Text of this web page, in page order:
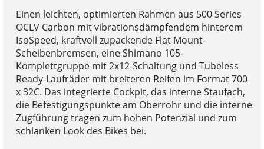
Einen leichten, optimierten Rahmen aus 500 Series
OCLV Carbon mit vibrationsdämpfendem hinterem
IsoSpeed, kraftvoll zupackende Flat Mount-
Scheibenbremsen, eine Shimano 105-
Komplettgruppe mit 2x12-Schaltung und Tubeless
Ready-Laufräder mit breiteren Reifen im Format 700
x 32C. Das integrierte Cockpit, das interne Staufach,
die Befestigungspunkte am Oberrohr und die interne
Zugführung tragen zum hohen Potenzial und zum
schlanken Look des Bikes bei.